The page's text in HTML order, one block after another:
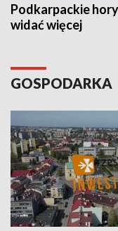
Podkarpackie
widać więcej
GOSPODARKA